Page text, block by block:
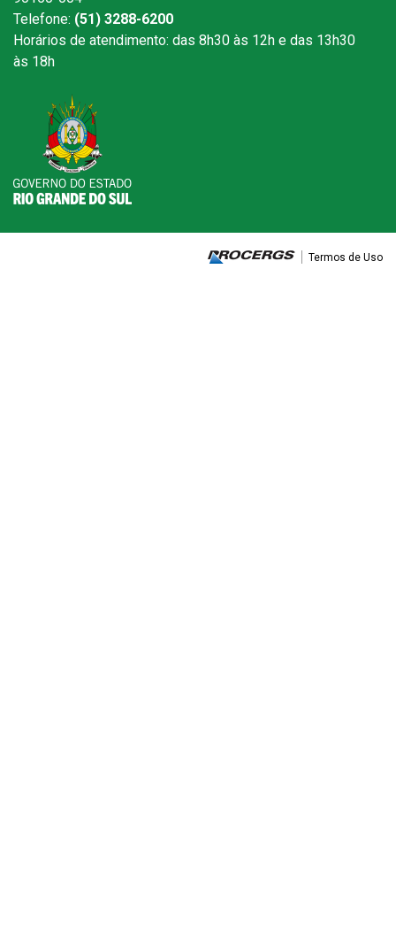
Telefone: (51) 3288-6200
Horários de atendimento: das 8h30 às 12h e das 13h30
às 18h
Termos de Uso